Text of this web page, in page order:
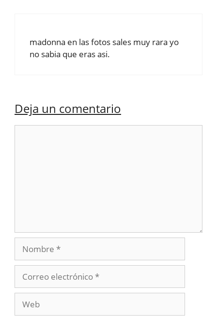
madonna en las fotos sales muy rara yo
no sabia que eras asi.
Deja un comentario
Nombre
electrónico